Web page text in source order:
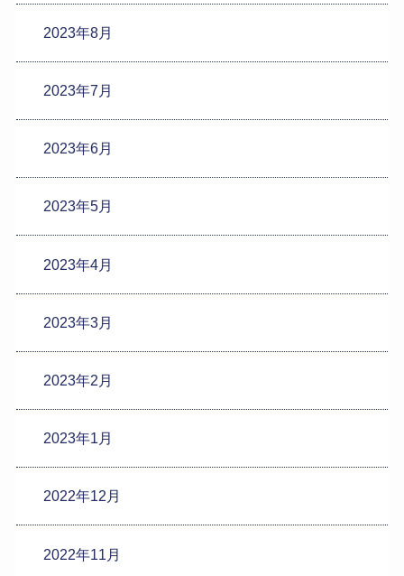
2023年8月
2023年7月
2023年6月
2023年5月
2023年4月
2023年3月
2023年2月
2023年1月
2022年12月
2022年11月